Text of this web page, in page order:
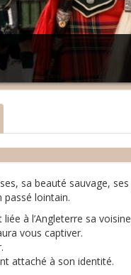
sa beauté sauvage,
passé lointain.
à l’Angleterre sa
vous captiver.
attaché à son identité.